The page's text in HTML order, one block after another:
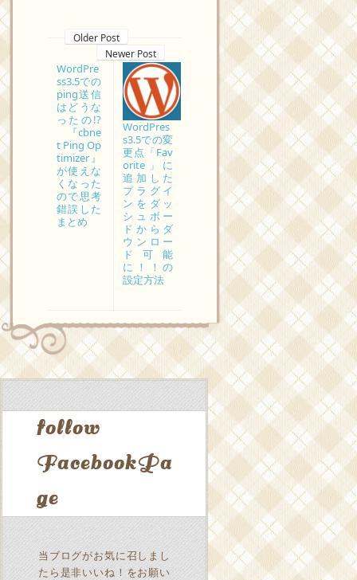
Older Post
Newer Post
WordPres
s3.5での変
更点「Fav
orite」に
追加した
プラグイ
ンをダッ
シュボー
ドからダ
ウンロー
ド可能
に！！の
設定方法
WordPre
ss3.5での
ping送信
はどうな
ったの!?
『cbne
t Ping Op
timizer』
が使えな
くなった
ので思考
錯誤した
まとめ
follow
FacebookPa
ge
当ブログがお気に召しまし
たら是非いいね！をお願い